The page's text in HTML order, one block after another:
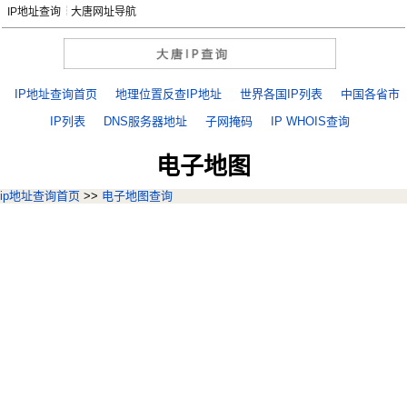
大唐网址导航
IP地址查询
IP地址查询首页 地理位置反查IP地址 世界各国IP列表
中国各省市
IP列表
DNS服务器地址 子网掩码 IP WHOIS查询
电子地图
ip地址查询首页 >> 电子地图查询